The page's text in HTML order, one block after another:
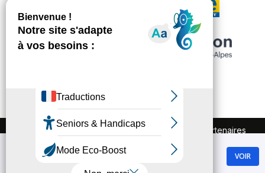
Recrutement Marchés publics
Partenaires
Mentions légales
Politique de confidentialité
Conditions Générales de Vente
Gestion des cookies
Chamrousse
GRATUIT - Sur Google Play VOIR